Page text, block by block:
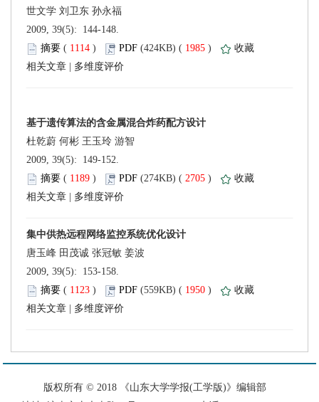
2009, 39(5): 144-148.
(
) 1985 )
2009, 39(5): 149-152.
(
) 2705 )
2009, 39(5): 153-158.
(
) 1950 )
版权所有 © 2018 《山东大学学报(工学版)》编辑部